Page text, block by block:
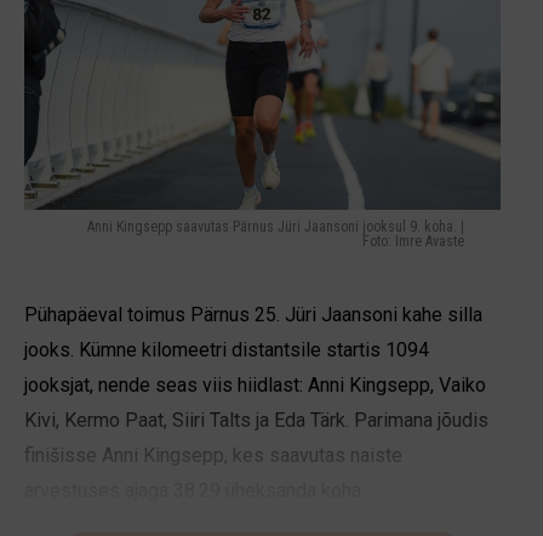
Anni Kingsepp saavutas Pärnus Jüri Jaansoni jooksul 9. koha. |
Foto: Imre Avaste
Pühapäeval toimus Pärnus 25. Jüri Jaansoni kahe silla
jooks. Kümne kilomeetri distantsile startis 1094
jooksjat, nende seas viis hiidlast: Anni Kingsepp, Vaiko
Kivi, Kermo Paat, Siiri Talts ja Eda Tärk. Parimana jõudis
finišisse Anni Kingsepp, kes saavutas naiste